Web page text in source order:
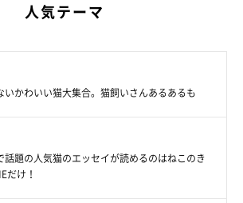
んとかしてダンボールに体を収めようとした
ライちゃんの必死さも伝わってきますね。
人気テーマ
いかわいい猫大集合。猫飼いさんあるあるも
話題の人気猫のエッセイが読めるのはねこのき
だけ！